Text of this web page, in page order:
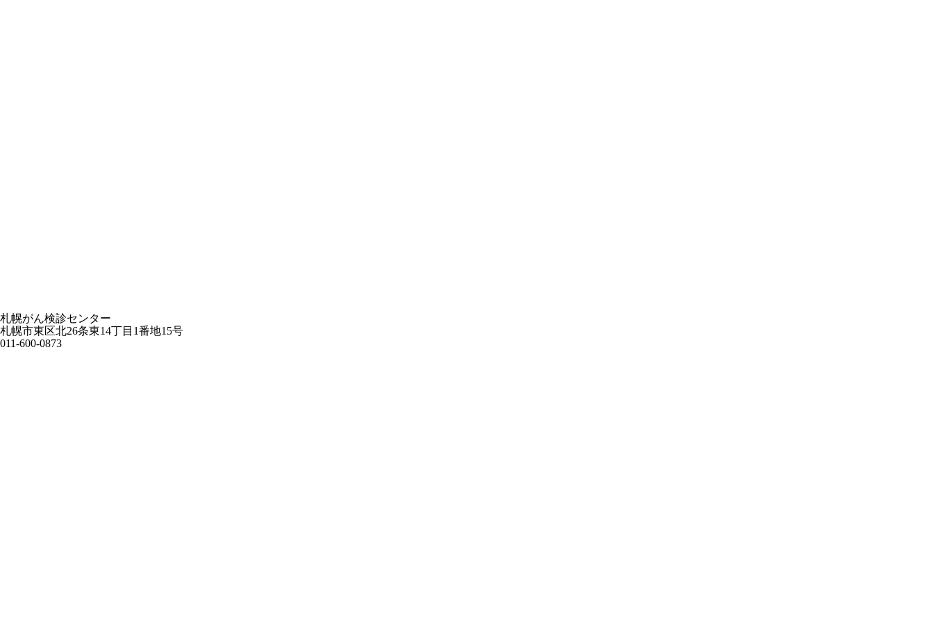
札幌がん検診センター
札幌市東区北26条東14丁目1番地15号
011-600-0873